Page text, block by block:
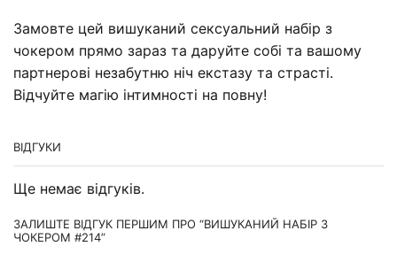
Замовте цей вишуканий сексуальний набір з
чокером прямо зараз та даруйте собі та вашому
партнерові незабутню ніч екстазу та страсті.
Відчуйте магію інтимності на повну!
ВІДГУКИ
Ще немає відгуків.
ЗАЛИШТЕ ВІДГУК ПЕРШИМ ПРО “ВИШУКАНИЙ НАБІР З
ЧОКЕРОМ #214”